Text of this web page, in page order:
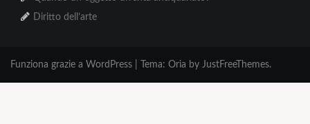
Diritto dell’arte
Funziona grazie a WordPress Tema: Oria by JustFreeThemes.